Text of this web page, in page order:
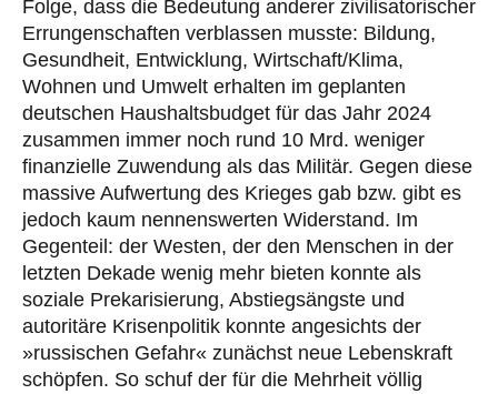
Folge, dass die Bedeutung anderer zivilisatorischer
Errungenschaften verblassen musste: Bildung,
Gesundheit, Entwicklung, Wirtschaft/Klima,
Wohnen und Umwelt erhalten im geplanten
deutschen Haushaltsbudget für das Jahr 2024
zusammen immer noch rund 10 Mrd. weniger
finanzielle Zuwendung als das Militär. Gegen diese
massive Aufwertung des Krieges gab bzw. gibt es
jedoch kaum nennenswerten Widerstand. Im
Gegenteil: der Westen, der den Menschen in der
letzten Dekade wenig mehr bieten konnte als
soziale Prekarisierung, Abstiegsängste und
autoritäre Krisenpolitik konnte angesichts der
»russischen Gefahr« zunächst neue Lebenskraft
schöpfen. So schuf der für die Mehrheit völlig